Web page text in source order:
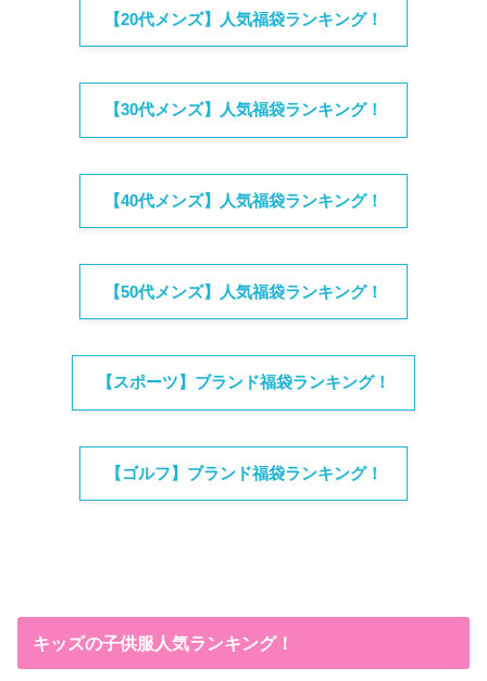
【20代メンズ】人気福袋ランキング！
【30代メンズ】人気福袋ランキング！
【40代メンズ】人気福袋ランキング！
【50代メンズ】人気福袋ランキング！
【スポーツ】ブランド福袋ランキング！
【ゴルフ】ブランド福袋ランキング！
キッズの子供服人気ランキング！